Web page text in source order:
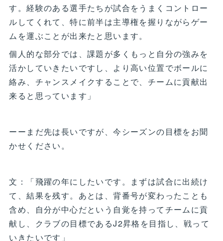
す。経験のある選手たちが試合をうまくコントロー
ルしてくれて、特に前半は主導権を握りながらゲー
ムを運ぶことが出来たと思います。
個人的な部分では、課題が多くもっと自分の強みを
活かしていきたいですし、より高い位置でボールに
絡み、チャンスメイクすることで、チームに貢献出
来ると思っています」
ーーまだ先は長いですが、今シーズンの目標をお聞
かせください。
文：「飛躍の年にしたいです。まずは試合に出続け
て、結果を残す。あとは、背番号が変わったことも
含め、自分が中心だという自覚を持ってチームに貢
献し、クラブの目標であるJ2昇格を目指し、戦って
いきたいです」